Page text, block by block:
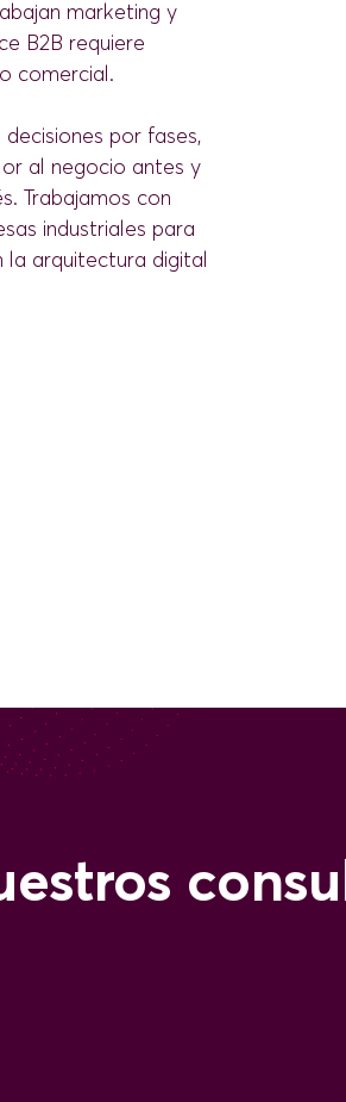
marketing y
B2B requiere
comercial.
por fases,
al negocio antes y
Trabajamos con
industriales para
la arquitectura digital